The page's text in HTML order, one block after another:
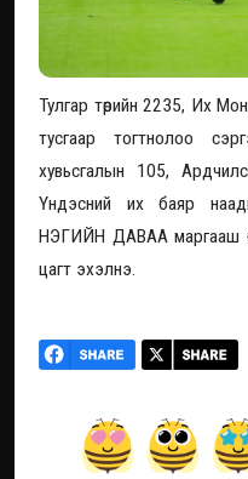
Тулгар төрийн 2235, Их
тусгаар тогтнолоо
хувьсгалын 105,
Үндэсний их баяр
НЭГИЙН ДАВАА маргааш
цагт эхэлнэ.